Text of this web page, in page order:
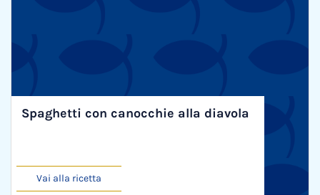
Spaghetti con canocchie alla diavola
Vai alla ricetta